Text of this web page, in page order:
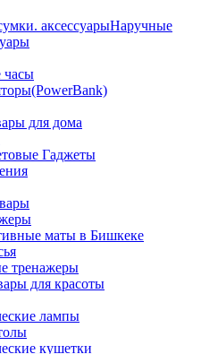
Наручные
часы
для дома
Гаджеты
маты в Бишкеке
тренажеры
для красоты
лампы
кушетки